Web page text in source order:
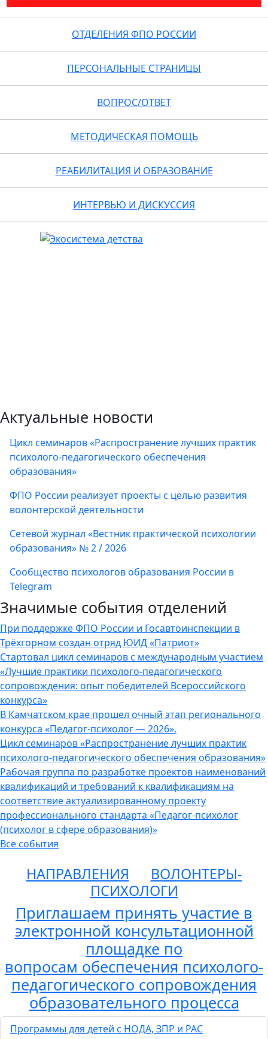
ОТДЕЛЕНИЯ ФПО РОССИИ
ПЕРСОНАЛЬНЫЕ СТРАНИЦЫ
ВОПРОС/ОТВЕТ
МЕТОДИЧЕСКАЯ ПОМОЩЬ
РЕАБИЛИТАЦИЯ И ОБРАЗОВАНИЕ
ИНТЕРВЬЮ И ДИСКУССИЯ
Актуальные новости
Цикл семинаров «Распространение лучших практик
психолого-педагогического обеспечения
образования»
ФПО России реализует проекты с целью развития
волонтерской деятельности
Сетевой журнал «Вестник практической психологии
образования» № 2 / 2026
Сообщество психологов образования России в
Telegram
Значимые события отделений
При поддержке ФПО России и Госавтоинспекции в
Трёхгорном создан отряд ЮИД «Патриот»
Стартовал цикл семинаров с международным участием
«Лучшие практики психолого-педагогического
сопровождения: опыт победителей Всероссийского
конкурса»
В Камчатском крае прошел очный этап регионального
конкурса «Педагог-психолог — 2026».
Цикл семинаров «Распространение лучших практик
психолого-педагогического обеспечения образования»
Рабочая группа по разработке проектов наименований
квалификаций и требований к квалификациям на
соответствие актуализированному проекту
профессионального стандарта «Педагог-психолог
(психолог в сфере образования)»
Все события
НАПРАВЛЕНИЯ
ВОЛОНТЕРЫ-
ПСИХОЛОГИ
Приглашаем принять участие в
электронной консультационной
площадке по
вопросам обеспечения психолого-
педагогического сопровождения
образовательного процесса
Программы для детей с НОДА, ЗПР и РАС